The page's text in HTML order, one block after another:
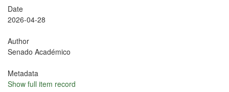
Date
2026-04-28
Author
Senado Académico
Metadata
Show full item record